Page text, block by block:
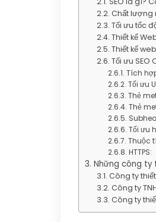
Chất lượng
Tối ưu tốc
Thiết kế
Thiết kế
Tối ưu SEO
Tích
Tối ưu
Thẻ
Thẻ
Tối ưu
Thuộc
HTTPS:
Những công ty
Công ty
Công ty
Công ty